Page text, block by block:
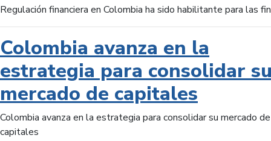
Regulación financiera en Colombia ha sido habilitante para las
Colombia avanza en la
estrategia para consolidar
mercado de capitales
Colombia avanza en la estrategia para consolidar su mercado de
capitales